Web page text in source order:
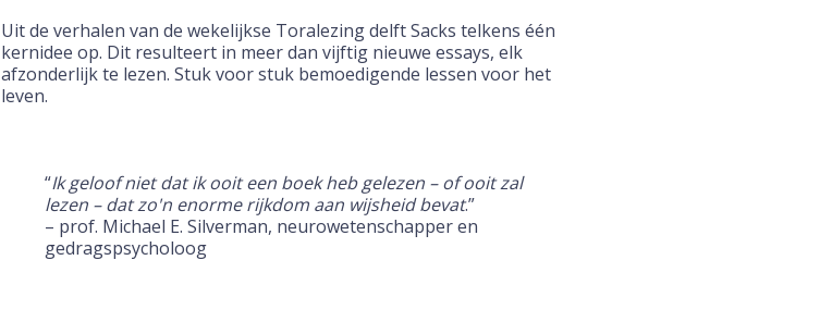
Uit de verhalen van de wekelijkse Toralezing delft Sacks telkens één
kernidee op. Dit resulteert in meer dan vijftig nieuwe essays, elk
afzonderlijk te lezen. Stuk voor stuk bemoedigende lessen voor het
leven.
“Ik geloof niet dat ik ooit een boek heb gelezen – of ooit zal
lezen – dat zo'n enorme rijkdom aan wijsheid bevat.”
– prof. Michael E. Silverman, neurowetenschapper en
gedragspsycholoog